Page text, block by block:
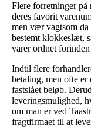
Flere forretninger på
deres favorit
men vær vagtsom
bestemt klokkeslæt,
varer ordnet
Indtil flere
betaling, men ofte
fastslået beløb.
leveringsmulighed,
om man er ved
fragtfirmaet til at